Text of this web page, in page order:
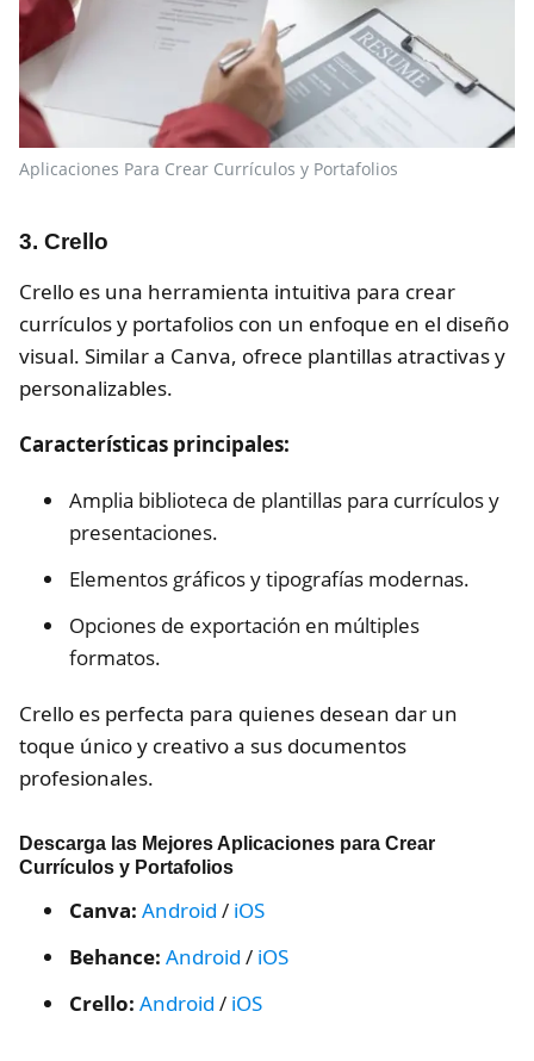
Aplicaciones Para Crear Currículos y Portafolios
3. Crello
Crello es una herramienta intuitiva para crear
currículos y portafolios con un enfoque en el diseño
visual. Similar a Canva, ofrece plantillas atractivas y
personalizables.
Características principales:
Amplia biblioteca de plantillas para currículos y
presentaciones.
Elementos gráficos y tipografías modernas.
Opciones de exportación en múltiples
formatos.
Crello es perfecta para quienes desean dar un
toque único y creativo a sus documentos
profesionales.
Descarga las Mejores Aplicaciones para Crear
Currículos y Portafolios
Canva: Android / iOS
Behance: Android / iOS
Crello: Android / iOS